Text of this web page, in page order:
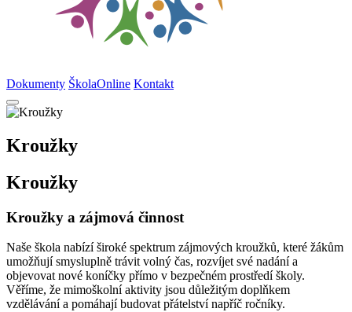
Dokumenty ŠkolaOnline Kontakt
Kroužky
Kroužky
Kroužky a zájmová činnost
Naše škola nabízí široké spektrum zájmových kroužků, které žákům
umožňují smysluplně trávit volný čas, rozvíjet své nadání a
objevovat nové koníčky přímo v bezpečném prostředí školy.
Věříme, že mimoškolní aktivity jsou důležitým doplňkem
vzdělávání a pomáhají budovat přátelství napříč ročníky.